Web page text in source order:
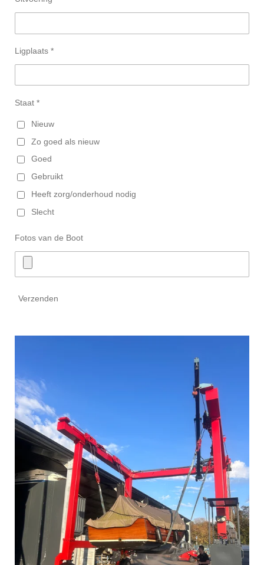
Ligplaats *
Staat *
Nieuw
Zo goed als nieuw
Goed
Gebruikt
Heeft zorg/onderhoud nodig
Slecht
Fotos van de Boot
Verzenden